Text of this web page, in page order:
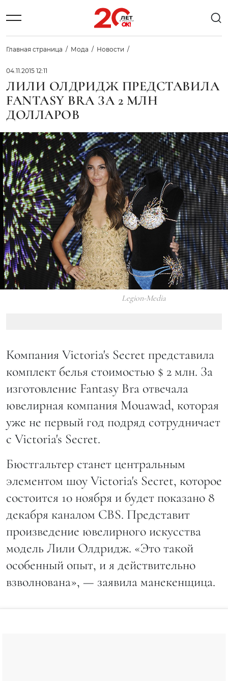
Главная страница Мода Новости
04.11.2015 12:11
ЛИЛИ ОЛДРИДЖ ПРЕДСТАВИЛА
FANTASY BRA ЗА 2 МЛН
ДОЛЛАРОВ
Legion-Media
Компания Victoria's Secret представила
комплект белья стоимостью $ 2 млн. За
изготовление Fantasy Bra отвечала
ювелирная компания Mouawad, которая
уже не первый год подряд сотрудничает
с Victoria's Secret.
Бюстгальтер станет центральным
элементом шоу Victoria's Secret, которое
состоится 10 ноября и будет показано 8
декабря каналом CBS. Представит
произведение ювелирного искусства
модель Лили Олдридж. «Это такой
особенный опыт, и я действительно
взволнована», — заявила манекенщица.